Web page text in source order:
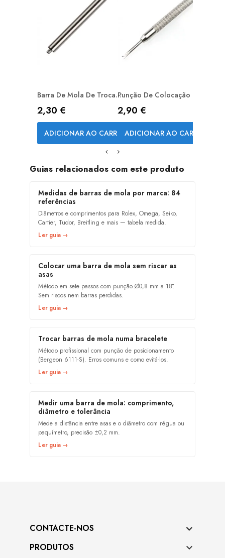
Barra De Mola De Troca...
Preço
2,30 €
ADICIONAR AO CARRINHO
Punção De Colocação Para...
Preço
2,90 €
ADICIONAR AO CARRINHO
Guias relacionados com este produto
Medidas de barras de mola por marca: 84
referências
Diâmetros e comprimentos para Rolex, Omega, Seiko,
Cartier, Tudor, Breitling e mais — tabela medida.
Ler guia →
Colocar uma barra de mola sem riscar as
asas
Método em sete passos com punção Ø0,8 mm a 18°.
Sem riscos nem barras perdidas.
Ler guia →
Trocar barras de mola numa bracelete
Método profissional com punção de posicionamento
(Bergeon 6111-S). Erros comuns e como evitá-los.
Ler guia →
Medir uma barra de mola: comprimento,
diâmetro e tolerância
Mede a distância entre asas e o diâmetro com régua ou
paquímetro, precisão ±0,2 mm.
Ler guia →
CONTACTE-NOS
PRODUTOS
